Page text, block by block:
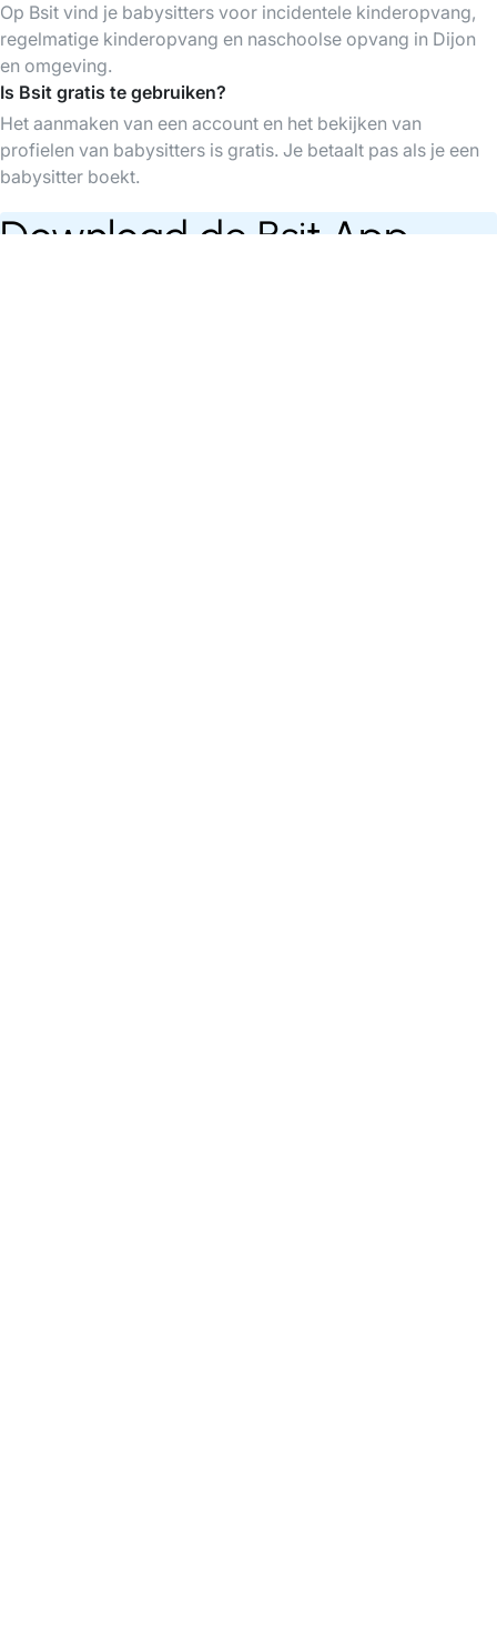
Op Bsit vind je babysitters voor incidentele kinderopvang,
regelmatige kinderopvang en naschoolse opvang in Dijon
en omgeving.
Is Bsit gratis te gebruiken?
Het aanmaken van een account en het bekijken van
profielen van babysitters is gratis. Je betaalt pas als je een
babysitter boekt.
Download de Bsit App